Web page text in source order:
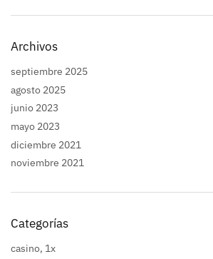
Archivos
septiembre 2025
agosto 2025
junio 2023
mayo 2023
diciembre 2021
noviembre 2021
Categorías
casino, 1x